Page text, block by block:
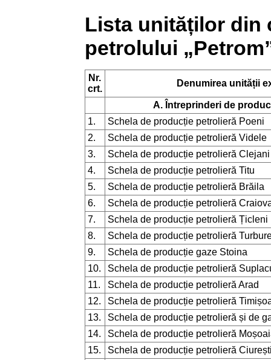
Lista unităților din
petrolului
Nr.
crt.
Denumirea unității
A. Întreprinderi de
1.
Schela de producție petrolieră Poeni
2.
Schela de producție petrolieră Videle
3.
Schela de producție petrolieră Clejani
4.
Schela de producție petrolieră Titu
5.
Schela de producție petrolieră Brăila
6.
Schela de producție petrolieră
7.
Schela de producție petrolieră Țicleni
8.
Schela de producție petrolieră
9.
Schela de producție gaze Stoina
10.
Schela de producție petrolieră
11.
Schela de producție petrolieră Arad
12.
Schela de producție petrolieră
13.
Schela de producție petrolieră și de
14.
Schela de producție petrolieră
15.
Schela de producție petrolieră